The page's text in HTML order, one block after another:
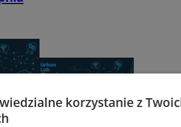
korzystanie z